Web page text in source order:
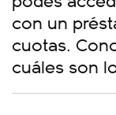
con un
cuotas.
cuáles son